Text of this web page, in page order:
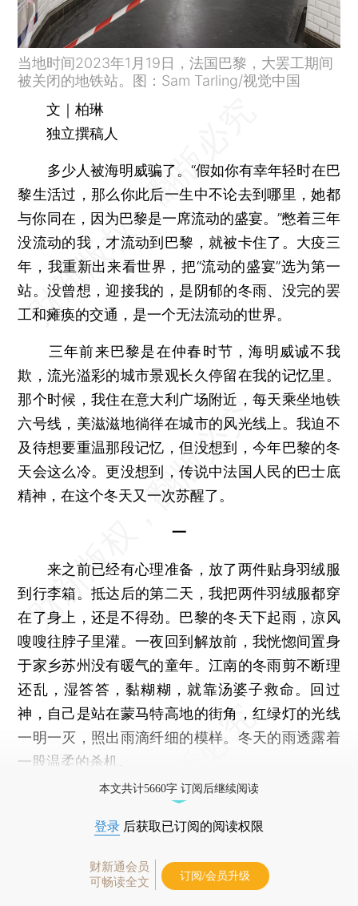
当地时间2023年1月19日，法国巴黎，大罢工期间
被关闭的地铁站。图：Sam Tarling/视觉中国
文｜柏琳
独立撰稿人
多少人被海明威骗了。“假如你有幸年轻时在巴
黎生活过，那么你此后一生中不论去到哪里，她都
与你同在，因为巴黎是一席流动的盛宴。”憋着三年
没流动的我，才流动到巴黎，就被卡住了。大疫三
年，我重新出来看世界，把“流动的盛宴”选为第一
站。没曾想，迎接我的，是阴郁的冬雨、没完的罢
工和瘫痪的交通，是一个无法流动的世界。
三年前来巴黎是在仲春时节，海明威诚不我
欺，流光溢彩的城市景观长久停留在我的记忆里。
那个时候，我住在意大利广场附近，每天乘坐地铁
六号线，美滋滋地徜徉在城市的风光线上。我迫不
及待想要重温那段记忆，但没想到，今年巴黎的冬
天会这么冷。更没想到，传说中法国人民的巴士底
精神，在这个冬天又一次苏醒了。
一
来之前已经有心理准备，放了两件贴身羽绒服
到行李箱。抵达后的第二天，我把两件羽绒服都穿
在了身上，还是不得劲。巴黎的冬天下起雨，凉风
嗖嗖往脖子里灌。一夜回到解放前，我恍惚间置身
于家乡苏州没有暖气的童年。江南的冬雨剪不断理
还乱，湿答答，黏糊糊，就靠汤婆子救命。回过
神，自己是站在蒙马特高地的街角，红绿灯的光线
一明一灭，照出雨滴纤细的模样。冬天的雨透露着
一股温柔的杀机。
本文共计5660字 订阅后继续阅读
登录 后获取已订阅的阅读权限
财新通会员
可畅读全文
订阅/会员升级